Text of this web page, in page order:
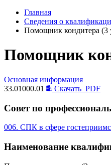
Главная
Сведения о
Помощник кондитера (3
Помощник
Основная информация
33.01000.01
Скачать PDF
Совет по
006. СПК в сфере
Наименование